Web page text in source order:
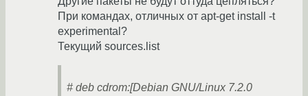
При командах, отличных от apt-get install -t
experimental?
Текущий sources.list
# deb cdrom:[Debian GNU/Linux 7.2.0